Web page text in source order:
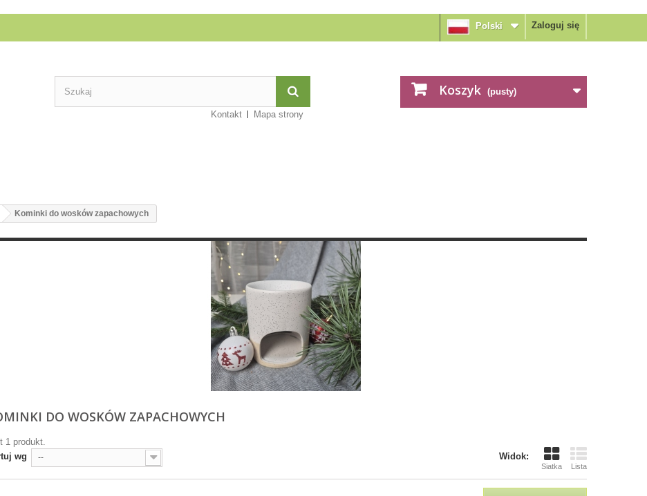
Zaloguj się
Polski
Koszyk (pusty)
Kontakt Mapa strony
Kominki do wosków zapachowych
DO WOSKÓW ZAPACHOWYCH
1 produkt.
Widok:
Siatka Lista
wg --